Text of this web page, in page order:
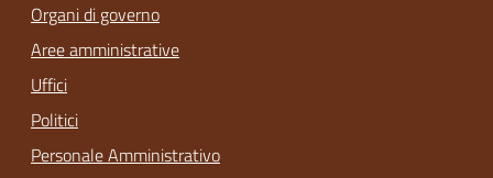
Organi di governo
Aree amministrative
Uffici
Politici
Personale Amministrativo